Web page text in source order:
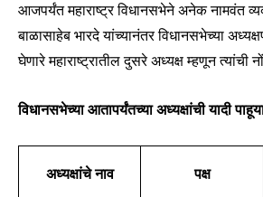
आजपर्यंत महाराष्ट्र विधानसभेने अनेक नामवंत
बाळासाहेब भारदे यांच्यानंतर विधानसभेच्या
घेणारे महाराष्ट्रातील दुसरे अध्यक्ष म्हणून त्यांची
विधानसभेच्या आतापर्यंतच्या अध्यक्षांची यादी
अध्यक्षांचे नाव पक्ष